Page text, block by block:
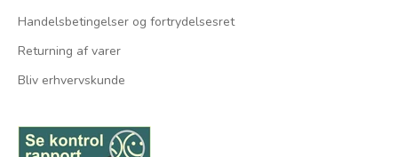
Handelsbetingelser og fortrydelsesret
Returning af varer
Bliv erhvervskunde